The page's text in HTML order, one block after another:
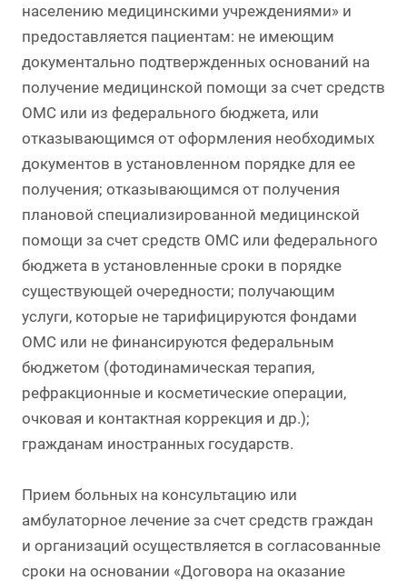
населению медицинскими учреждениями» и
предоставляется пациентам: не имеющим
документально подтвержденных оснований на
получение медицинской помощи за счет средств
ОМС или из федерального бюджета, или
отказывающимся от оформления необходимых
документов в установленном порядке для ее
получения; отказывающимся от получения
плановой специализированной медицинской
помощи за счет средств ОМС или федерального
бюджета в установленные сроки в порядке
существующей очередности; получающим
услуги, которые не тарифицируются фондами
ОМС или не финансируются федеральным
бюджетом (фотодинамическая терапия,
рефракционные и косметические операции,
очковая и контактная коррекция и др.);
гражданам иностранных государств.
Прием больных на консультацию или
амбулаторное лечение за счет средств граждан
и организаций осуществляется в согласованные
сроки на основании «Договора на оказание